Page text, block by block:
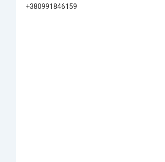
+380991846159